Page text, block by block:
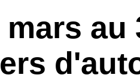
mars au